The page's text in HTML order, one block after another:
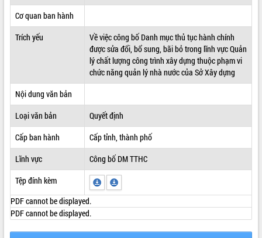
HỆ THỐNG VĂN BẢN
VĂN BẢN HĐND TỈNH
QUY HOẠCH - KẾ HOẠCH
Cơ quan ban hành
Trích yếu
Về việc công bố Danh mục thủ tục hành chính
được sửa đổi, bổ sung, bãi bỏ trong lĩnh vực Quản
lý chất lượng công trình xây dựng thuộc phạm vi
chức năng quản lý nhà nước của Sở Xây dựng
Nội dung văn bản
Loại văn bản
Quyết định
Cấp ban hành
Cấp tỉnh, thành phố
Lĩnh vực
Công bố DM TTHC
Tệp đính kèm
PDF cannot be displayed.
PDF cannot be displayed.